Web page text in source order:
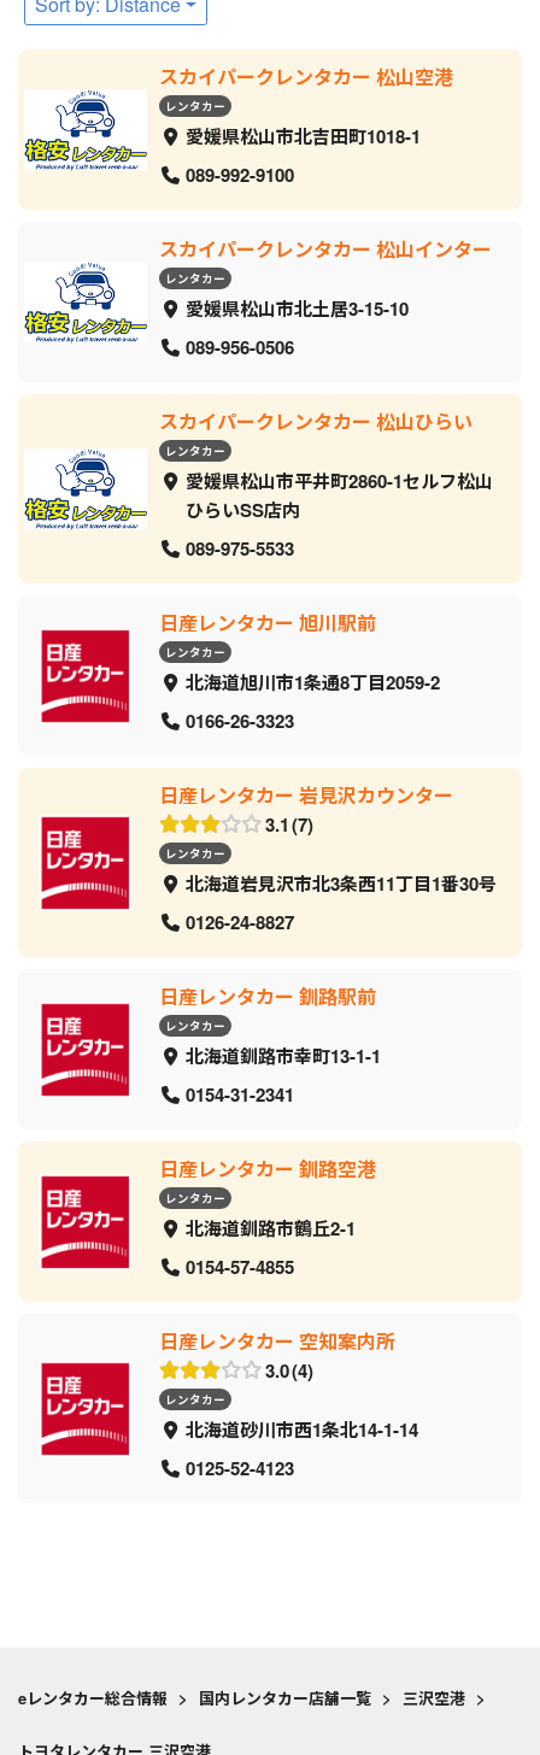
スカイパークレンタカー 松山空港
レンタカー
愛媛県松山市北吉田町1018-1
089-992-9100
スカイパークレンタカー 松山インター
レンタカー
愛媛県松山市北土居3-15-10
089-956-0506
スカイパークレンタカー 松山ひらい
レンタカー
愛媛県松山市平井町2860-1セルフ松山
ひらいSS店内
089-975-5533
日産レンタカー 旭川駅前
レンタカー
北海道旭川市1条通8丁目2059‐2
0166-26-3323
日産レンタカー 岩見沢カウンター
3.1 7
レンタカー
北海道岩見沢市北3条西11丁目1番30号
0126-24-8827
日産レンタカー 釧路駅前
レンタカー
北海道釧路市幸町13-1-1
0154-31-2341
日産レンタカー 釧路空港
レンタカー
北海道釧路市鶴丘2-1
0154-57-4855
日産レンタカー 空知案内所
3.0 4
レンタカー
北海道砂川市西1条北14-1-14
0125-52-4123
eレンタカー総合情報 > 国内レンタカー店舗一覧 > 三沢空港 >